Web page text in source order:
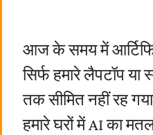
आज के समय में
सिर्फ हमारे लैपटॉप या
तक सीमित नहीं रह
हमारे घरों में AI का